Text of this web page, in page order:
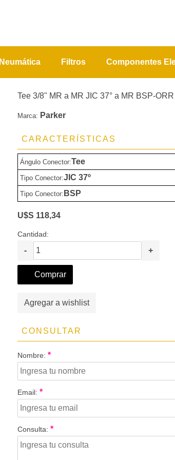
Neumática Filtros Componentes
Tee 3/8" MR a MR JIC 37° a MR BSP-ORR
Marca: Parker
CARACTERÍSTICAS
Ángulo Conector:Tee
Tipo Conector:JIC 37º
Tipo Conector: BSP
U$S 118,34
Cantidad:
- +
Comprar
Agregar a wishlist
CONSULTAR
Nombre: *
Email: *
Consulta: *